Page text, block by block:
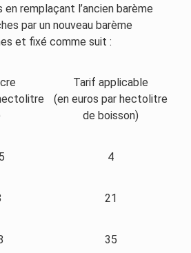
remplaçant l’ancien barème
par un nouveau barème
et fixé comme suit :
Tarif applicable
(en euros par hectolitre
de boisson)
4
21
35